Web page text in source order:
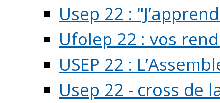
Usep 22 :
Ufolep 22 : vos
USEP 22 :
Usep 22 - cross de